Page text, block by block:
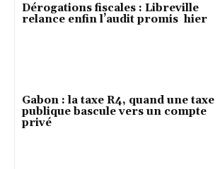
Dérogations fiscales : Libreville
relance enfin l’audit promis hier
Gabon : la taxe R4, quand une taxe
publique bascule vers un compte
privé